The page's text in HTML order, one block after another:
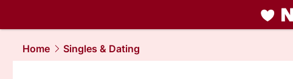
liebe.NAU.ch
Home
Singles & Dating